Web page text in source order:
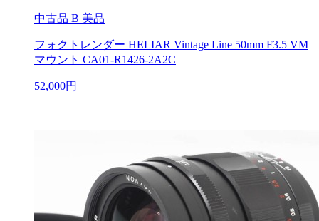
中古品 B 美品
フォクトレンダー HELIAR Vintage Line 50mm F3.5 VM
マウント CA01-R1426-2A2C
52,000円